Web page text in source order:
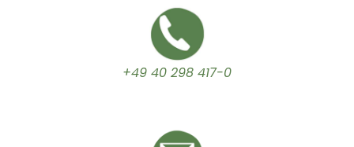
+49 40 298 417-0